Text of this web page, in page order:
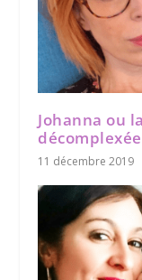
Johanna ou
11 décembre 2019